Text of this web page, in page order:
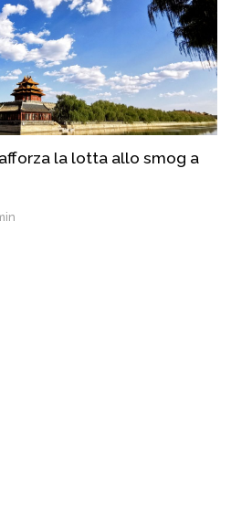
la lotta allo smog a